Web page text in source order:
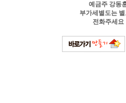
예금주 강동
부가세별도는
전화주세요